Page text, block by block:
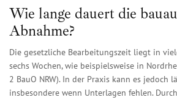
Wie lange dauert die
Abnahme?
Die gesetzliche Bearbeitungszeit liegt in
sechs Wochen, wie beispielsweise in
2 BauO NRW). In der Praxis kann es jedoch
insbesondere wenn Unterlagen fehlen.